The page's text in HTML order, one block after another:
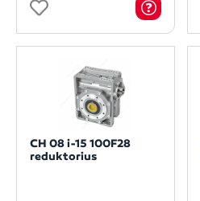
CH 08 i-15 100F28
reduktorius